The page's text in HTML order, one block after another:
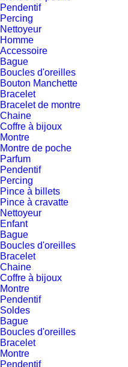
Pendentif
Percing
Nettoyeur
Homme
Accessoire
Bague
Boucles d'oreilles
Bouton Manchette
Bracelet
Bracelet de montre
Chaine
Coffre à bijoux
Montre
Montre de poche
Parfum
Pendentif
Percing
Pince à billets
Pince à cravatte
Nettoyeur
Enfant
Bague
Boucles d'oreilles
Bracelet
Chaine
Coffre à bijoux
Montre
Pendentif
Soldes
Bague
Boucles d'oreilles
Bracelet
Montre
Pendentif